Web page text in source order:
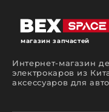
магазин запчастей
Интернет-магазин
электрокаров из
аксессуаров для авто